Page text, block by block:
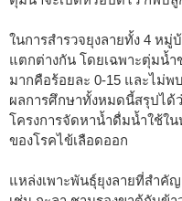
ในการสำรวจยุงลายทั้ง 4 ห
แตกต่างกัน โดยเฉพาะตุ่มน้
มากคือร้อยละ 0-15 และไม่พ
ผลการศึกษาทั้งหมดนี้สรุปได้
โครงการจัดหาน้ำดื่มน้ำใช้ใ
ของโรคไข้เลือดออก
แหล่งเพาะพันธุ์ยุงลายที่สำคั